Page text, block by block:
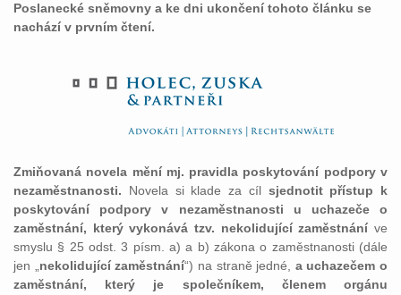
Poslanecké sněmovny a ke dni ukončení tohoto článku se
nachází v prvním čtení.
Zmiňovaná novela mění mj. pravidla poskytování podpory v
nezaměstnanosti. Novela si klade za cíl sjednotit přístup k
poskytování podpory v nezaměstnanosti u uchazeče o
zaměstnání, který vykonává tzv. nekolidující zaměstnání ve
smyslu § 25 odst. 3 písm. a) a b) zákona o zaměstnanosti (dále
jen „ nekolidující zaměstnání“) na straně jedné, a uchazečem o
zaměstnání, který je společníkem, členem orgánu